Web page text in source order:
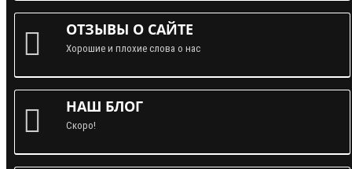
ОТЗЫВЫ О САЙТЕ
Хорошие и плохие слова о нас
НАШ БЛОГ
Скоро!